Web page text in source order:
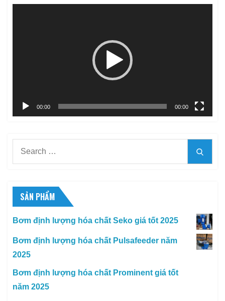
00:00 00:00
SẢN PHẨM
Bơm định lượng hóa chất Seko giá tốt 2025
Bơm định lượng hóa chất Pulsafeeder năm
2025
Bơm định lượng hóa chất Prominent giá tốt
năm 2025